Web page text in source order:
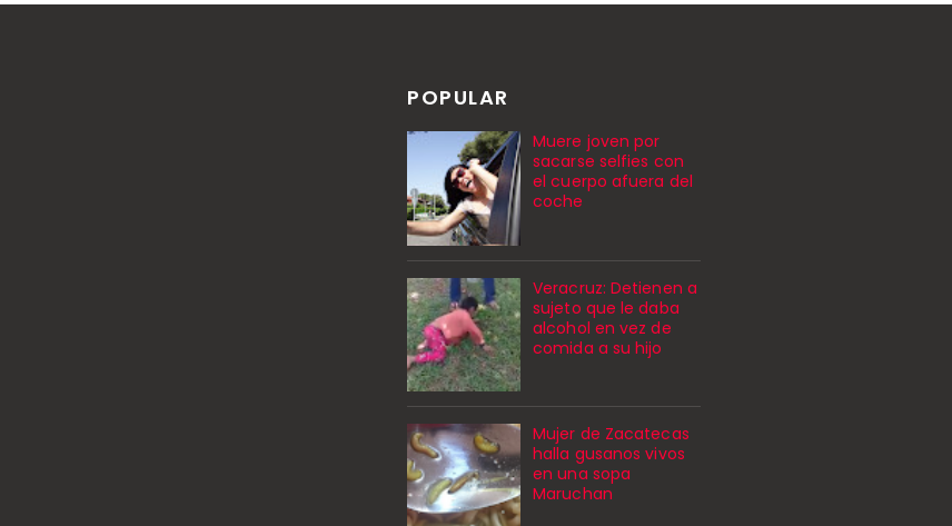
POPULAR
Muere joven por
sacarse selfies con
el cuerpo afuera del
coche
Veracruz: Detienen a
sujeto que le daba
alcohol en vez de
comida a su hijo
Mujer de Zacatecas
halla gusanos vivos
en una sopa
Maruchan